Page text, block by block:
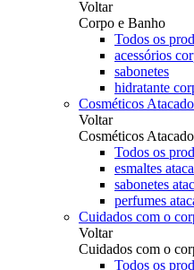
Voltar
Corpo e Banho
Todos os
acessórios
sabonetes
hidratante
Cosméticos Atacado
Voltar
Cosméticos Atacado
Todos os
esmaltes
sabonetes
perfumes
Cuidados com o
Voltar
Cuidados com o
Todos os